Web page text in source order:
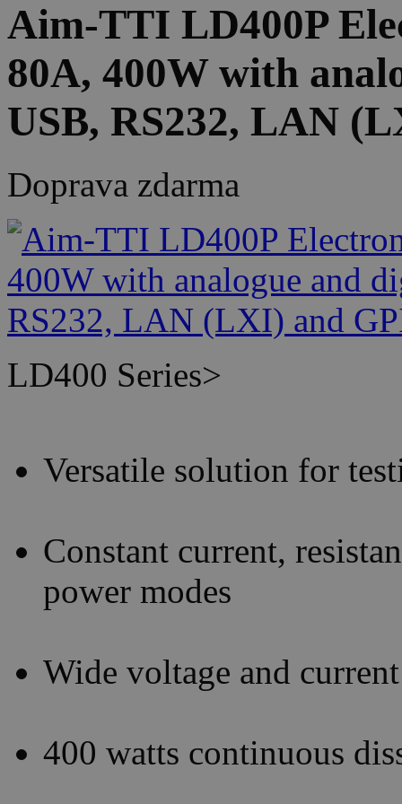
Aim-TTI LD400P
80A, 400W with
USB, RS232, LAN
Doprava zdarma
LD400 Series>
Versatile solution for
Constant current,
power modes
Wide voltage and
400 watts continuous